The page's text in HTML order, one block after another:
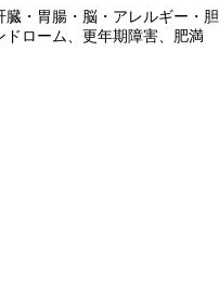
・胃腸・脳・アレルギー・胆
ローム、更年期障害、肥満